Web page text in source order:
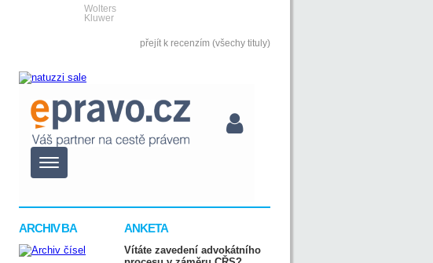
Wolters
Kluwer
přejít k recenzím (všechy tituly)
ARCHIV BA ANKETA
Vítáte zavedení advokátního